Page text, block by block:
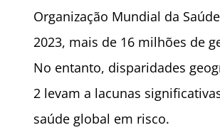
Organização Mundial da
2023, mais de 16 milhões de
No entanto, disparidades
2 levam a lacunas
saúde global em risco.